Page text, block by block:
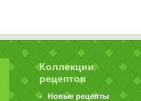
Коллекции
рецептов
Новые рецепты